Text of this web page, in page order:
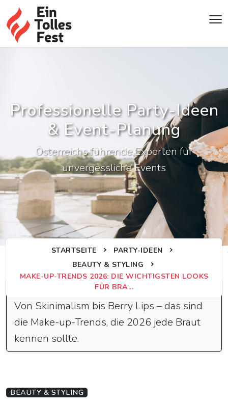
Professionelle Party-Ideen
& Event-Planung
Österreichs führende Experten für
unvergessliche Events
STARTSEITE
PARTY-IDEEN
BEAUTY & STYLING
MAKE-UP-TRENDS 2026: DIE WICHTIGSTEN LOOKS
FÜR BRÄ...
Schnelle Antwort
Von Skinimalism bis Berry Lips – das sind
die Make-up-Trends, die 2026 jede Braut
kennen sollte.
BEAUTY & STYLING